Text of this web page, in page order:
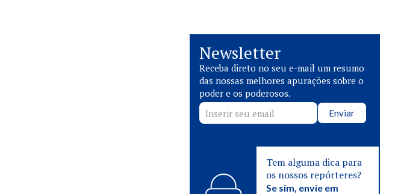
Newsletter
Receba direto no seu e-mail um resumo
das nossas melhores apurações sobre o
poder e os poderosos.
Enviar
Tem alguma dica para
os nossos repórteres?
Se sim, envie em